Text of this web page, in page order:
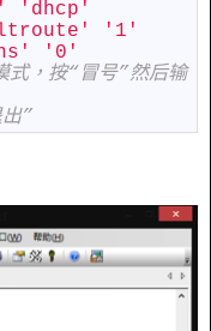
'dhcp'
'1'
'0'
，按“冒号”然后输
”